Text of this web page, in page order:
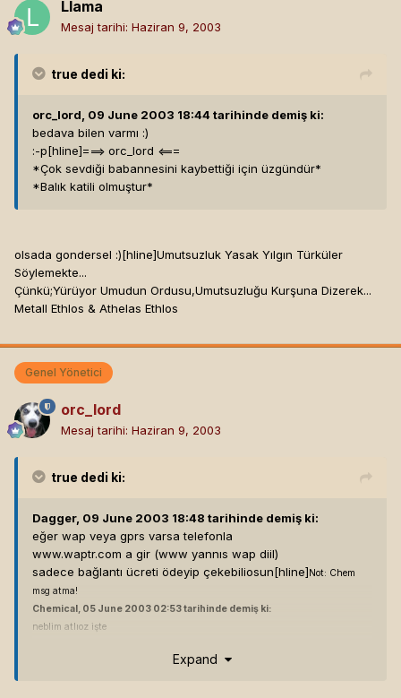
Llama
Mesaj tarihi: Haziran 9, 2003
true dedi ki:
orc_lord, 09 June 2003 18:44 tarihinde demiş ki:
bedava bilen varmı :)
:-p[hline]===> orc_lord <===
*Çok sevdiği babannesini kaybettiği için üzgündür*
*Balık katili olmuştur*
olsada gondersel :)[hline]Umutsuzluk Yasak Yılgın Türküler
Söylemekte...
Çünkü;Yürüyor Umudun Ordusu,Umutsuzluğu Kurşuna Dizerek...
Metall Ethlos & Athelas Ethlos
Genel Yönetici
orc_lord
Mesaj tarihi: Haziran 9, 2003
true dedi ki:
Dagger, 09 June 2003 18:48 tarihinde demiş ki:
eğer wap veya gprs varsa telefonla
www.waptr.com a gir (www yannıs wap diil)
sadece bağlantı ücreti ödeyip çekebiliosun[hline]Not: Chem
msg atma!
Chemical, 05 June 2003 02:53 tarihinde demiş ki:
neblim atlıoz işte
burası dimi? e altına not koyun chem mesaj atma diye
Expand